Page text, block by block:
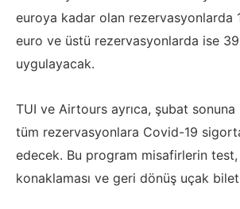
euroya kadar olan rezervasyonlarda
euro ve üstü rezervasyonlarda ise
uygulayacak.
TUI ve Airtours ayrıca, şubat sonuna
tüm rezervasyonlara Covid-19
edecek. Bu program misafirlerin
konaklaması ve geri dönüş uçak